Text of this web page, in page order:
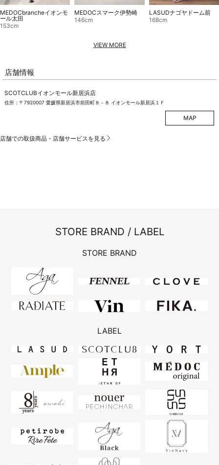
MEDOCbrancheイオンモ
ール太田
153cm
MEDOCスマーク伊勢崎
146cm
LASUDナゴヤドーム前
168cm
VIEW MORE
店舗情報
SCOTCLUBイオンモール新居浜店
住所：〒7920007 愛媛県新居浜市前田町８－８ イオンモール新居浜１Ｆ
MAP
店舗での取扱商品・店舗サービスを見る
STORE BRAND / LABEL
STORE BRAND
LABEL